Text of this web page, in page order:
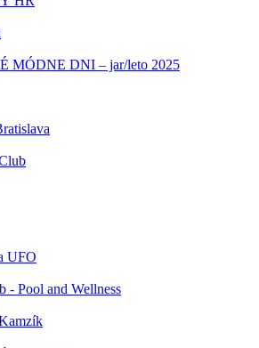
MÓDNE DNI – jar/leto 2025
UFO
- Pool and Wellness